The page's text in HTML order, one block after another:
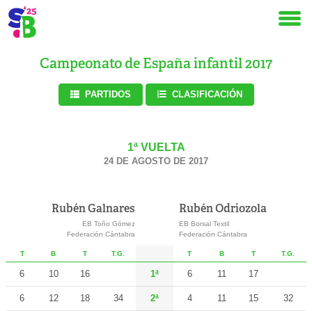
Campeonato de España infantil 2017
PARTIDOS CLASIFICACIÓN
1ª VUELTA
24 DE AGOSTO DE 2017
Rubén Galnares
EB Toño Gómez
Federación Cántabra
Rubén Odriozola
EB Borsal Textil
Federación Cántabra
T B T T.G. T B T T.G.
6 10 16 1ª 6 11 17
6 12 18 34 2ª 4 11 15 32